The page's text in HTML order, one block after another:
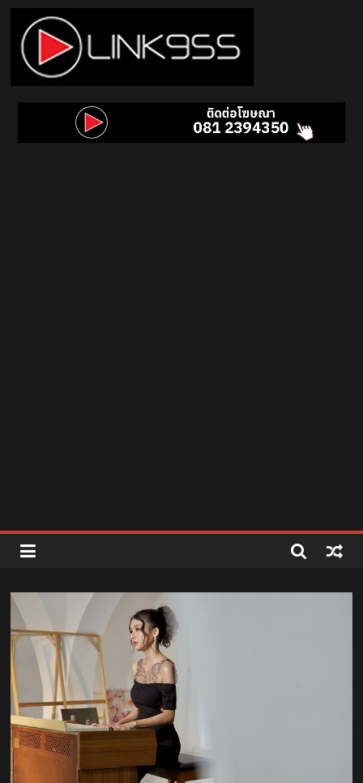
Skip
content
Link
95.5
ลพบุรี
สถานี
ลพบุรี
วิทยุ
FM
ลพบุรี